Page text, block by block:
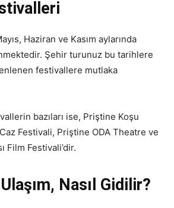
Haziran ve Kasım aylarında
Şehir turunuz bu tarihlere
festivallere mutlaka
bazıları ise, Priştine Koşu
Festivali, Priştine ODA Theatre ve
Film Festivali’dir.
Nasıl Gidilir?